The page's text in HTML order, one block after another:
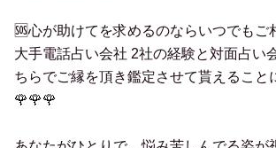
🆘心が助けてを求めるのならいつでもご
大手電話占い会社 2社の経験と対面占い
ちらでご縁を頂き鑑定させて貰えること
🌹🌹🌹